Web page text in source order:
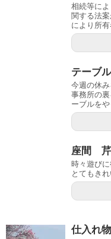
相続等に
関する法
により所
テーブ
今週の休み
事務所の
ーブルを
座間 芹
時々遊び
とてもき
仕入れ